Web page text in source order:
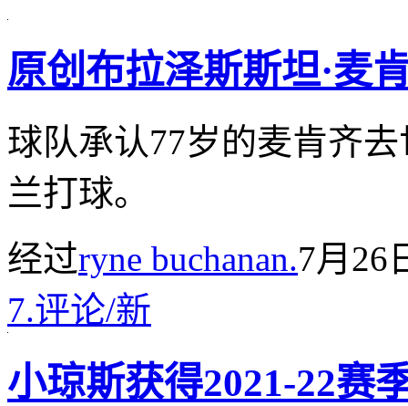
原创布拉泽斯斯坦·麦
球队承认77岁的麦肯齐
兰打球。
经过ryne buchanan.7月26
7.评论/新
小琼斯获得2021-22赛